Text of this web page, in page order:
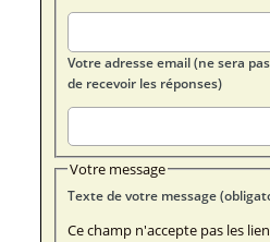
Votre adresse email (ne sera
de recevoir les réponses)
Votre message
Texte de votre
Ce champ n'accepte pas les